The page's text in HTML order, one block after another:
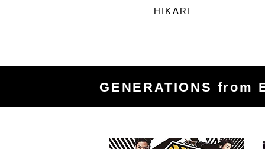
HIKARI
GENERATIONS from